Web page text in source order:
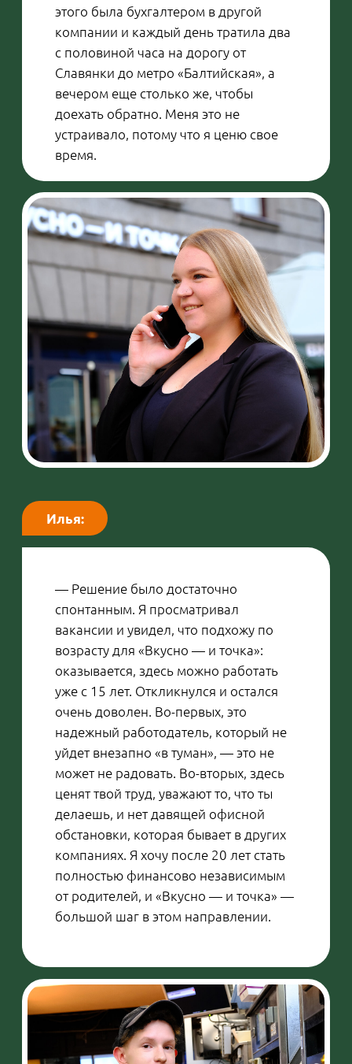
— За что вы любите свою
работу?
— За стабильность и официальное
оформление. Его сейчас далеко не все
предлагают — и это не секрет.
Компания строго следует Трудовому
кодексу, сотрудникам доступны
отпуска, больничные и все
положенные льготы.
— Если у человека есть желание, ему
обязательно помогут развиваться.
«Вкусно — и точка», но на другом
предприятии. Мы познакомились,
когда были обычными сотрудниками.
Я первым вырос до инструктора,
потом он. Но его раньше повысили до
менеджера, и мне пришлось
«догонять». Сейчас он на ступеньку
выше — ассистент директора. Зато я
первом месте по товарообороту, а его
— на втором.